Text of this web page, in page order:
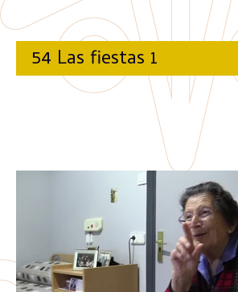
54 Las fiestas 1